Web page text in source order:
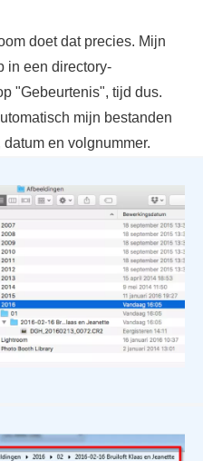
doet dat precies. Mijn
in een directory-
"Gebeurtenis", tijd dus.
mijn bestanden
en volgnummer.